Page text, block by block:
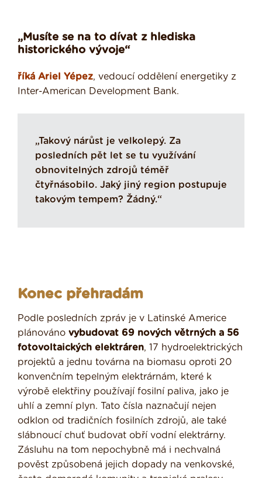
„Musíte se na to dívat z hlediska
historického vývoje“
říká Ariel Yépez, vedoucí oddělení energetiky z
Inter-American Development Bank.
„Takový nárůst je velkolepý. Za
posledních pět let se tu využívání
obnovitelných zdrojů téměř
čtyřnásobilo. Jaký jiný region postupuje
takovým tempem? Žádný.“
Konec přehradám
Podle posledních zpráv je v Latinské Americe
plánováno vybudovat 69 nových větrných a 56
fotovoltaických elektráren, 17 hydroelektrických
projektů a jednu továrna na biomasu oproti 20
konvenčním tepelným elektrárnám, které k
výrobě elektřiny používají fosilní paliva, jako je
uhlí a zemní plyn. Tato čísla naznačují nejen
odklon od tradičních fosilních zdrojů, ale také
slábnoucí chuť budovat obří vodní elektrárny.
Zásluhu na tom nepochybně má i nechvalná
pověst způsobená jejich dopady na venkovské,